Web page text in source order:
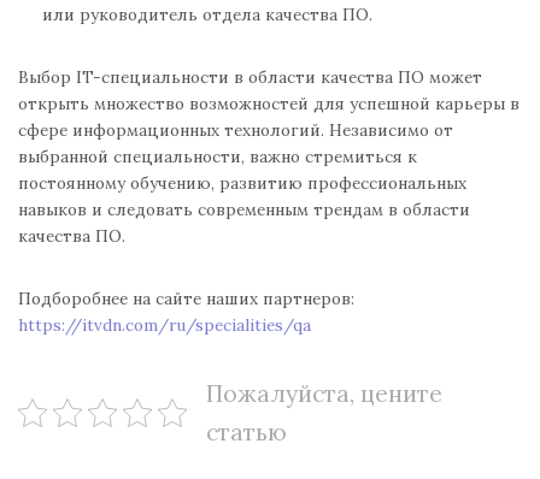
или руководитель отдела качества ПО.
Выбор IT-специальности в области качества ПО может
открыть множество возможностей для успешной карьеры в
сфере информационных технологий. Независимо от
выбранной специальности, важно стремиться к
постоянному обучению, развитию профессиональных
навыков и следовать современным трендам в области
качества ПО.
Подборобнее на сайте наших партнеров:
https://itvdn.com/ru/specialities/qa
Пожалуйста, цените
статью